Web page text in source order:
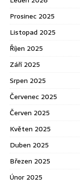
Prosinec 2025
Listopad 2025
Říjen 2025
Září 2025
Srpen 2025
Červenec 2025
Červen 2025
Květen 2025
Duben 2025
Březen 2025
Únor 2025